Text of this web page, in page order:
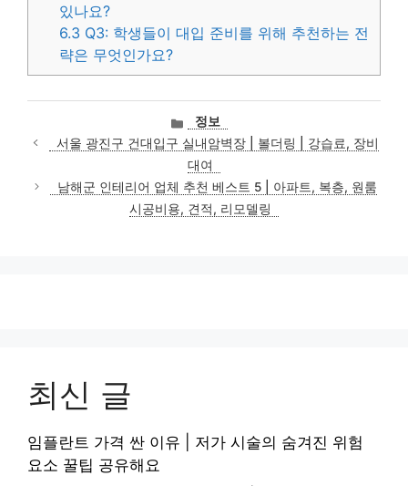
있나요?
6.3 Q3: 학생들이 대입 준비를 위해 추천하는 전
략은 무엇인가요?
카
테
고
리
정보
서울 광진구 건대입구 실내암벽장 | 볼더링 | 강습료, 장비
대여
남해군 인테리어 업체 추천 베스트 5 | 아파트, 복층, 원룸
시공비용, 견적, 리모델링
최신 글
임플란트 가격 싼 이유 | 저가 시술의 숨겨진 위험
요소 꿀팁 공유해요